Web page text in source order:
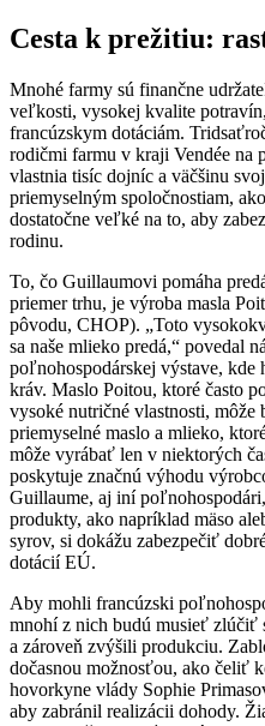
Cesta k prežitiu:
Mnohé farmy sú finančne
veľkosti, vysokej kvalite
francúzskym dotáciám.
rodičmi farmu v kraji Vendée na
vlastnia tisíc dojníc a väčšinu
priemyselným spoločnostiam,
dostatočne veľké na to, aby
rodinu.
To, čo Guillaumovi pomáha
priemer trhu, je výroba masla
pôvodu, CHOP). „Toto
sa naše mlieko predá,“ povedal
poľnohospodárskej výstave, kde
kráv. Maslo Poitou, ktoré často
vysoké nutričné vlastnosti,
priemyselné maslo a mlieko,
môže vyrábať len v niektorých
poskytuje značnú výhodu
Guillaume, aj iní
produkty, ako napríklad mäso
syrov, si dokážu zabezpečiť
dotácií EÚ.
Aby mohli francúzski
mnohí z nich budú musieť zlúčiť
a zároveň zvýšili produkciu.
dočasnou možnosťou, ako čeliť
hovorkyne vlády Sophie
aby zabránil realizácii dohody.